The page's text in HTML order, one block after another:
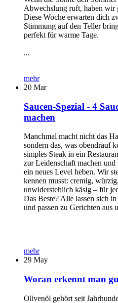
Abwechslung ruft, haben wir
Diese Woche erwarten dich
Stimmung auf den Teller
perfekt für warme Tage.
...
mehr
20 Mar
Saucen-Spezial - 4
machen
Manchmal macht nicht das
sondern das, was obendrauf
simples Steak in ein
zur Leidenschaft machen
ein neues Level heben. Wir
kennen musst: cremig,
unwiderstehlich käsig – für
Das Beste? Alle lassen sich
und passen zu Gerichten aus
mehr
29 May
Woran erkennt man
Olivenöl gehört seit